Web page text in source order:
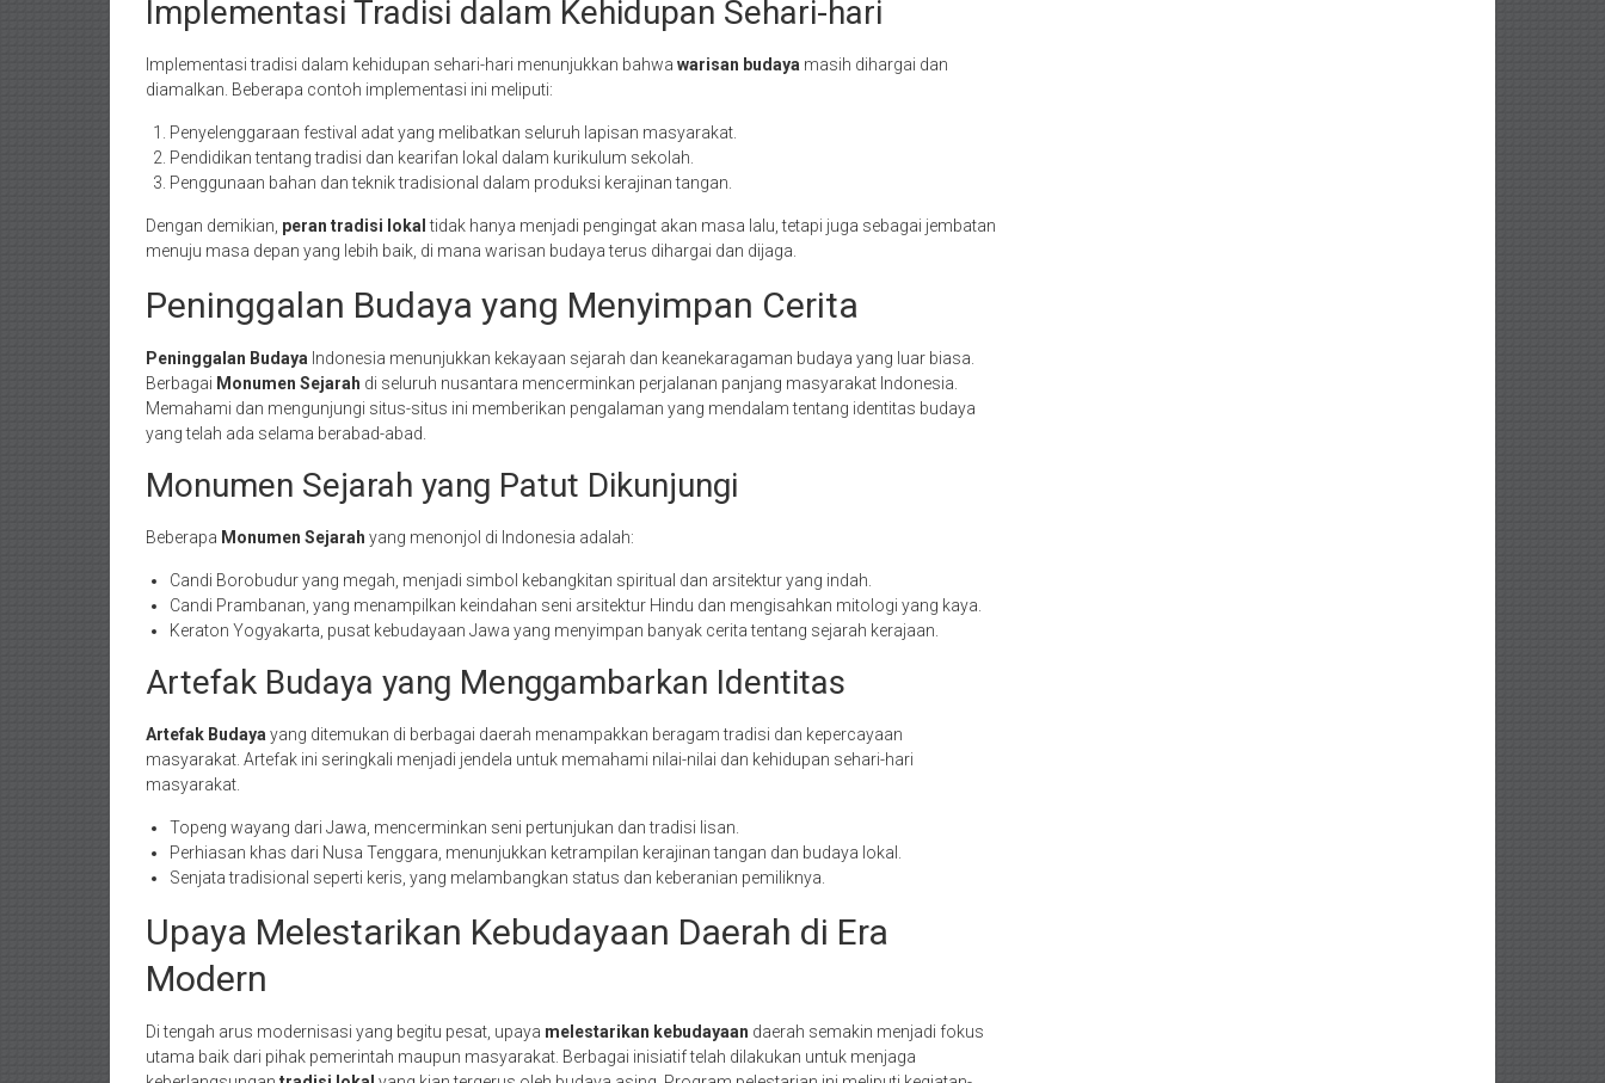
Implementasi Tradisi dalam Kehidupan Sehari-hari
Implementasi tradisi dalam kehidupan sehari-hari menunjukkan bahwa warisan budaya masih dihargai dan
diamalkan. Beberapa contoh implementasi ini meliputi:
Penyelenggaraan festival adat yang melibatkan seluruh lapisan masyarakat.
Pendidikan tentang tradisi dan kearifan lokal dalam kurikulum sekolah.
Penggunaan bahan dan teknik tradisional dalam produksi kerajinan tangan.
Dengan demikian, peran tradisi lokal tidak hanya menjadi pengingat akan masa lalu, tetapi juga sebagai jembatan
menuju masa depan yang lebih baik, di mana warisan budaya terus dihargai dan dijaga.
Peninggalan Budaya yang Menyimpan Cerita
Peninggalan Budaya Indonesia menunjukkan kekayaan sejarah dan keanekaragaman budaya yang luar biasa.
Berbagai Monumen Sejarah di seluruh nusantara mencerminkan perjalanan panjang masyarakat Indonesia.
Memahami dan mengunjungi situs-situs ini memberikan pengalaman yang mendalam tentang identitas budaya
yang telah ada selama berabad-abad.
Monumen Sejarah yang Patut Dikunjungi
Beberapa Monumen Sejarah yang menonjol di Indonesia adalah:
Candi Borobudur yang megah, menjadi simbol kebangkitan spiritual dan arsitektur yang indah.
Candi Prambanan, yang menampilkan keindahan seni arsitektur Hindu dan mengisahkan mitologi yang kaya.
Keraton Yogyakarta, pusat kebudayaan Jawa yang menyimpan banyak cerita tentang sejarah kerajaan.
Artefak Budaya yang Menggambarkan Identitas
Artefak Budaya yang ditemukan di berbagai daerah menampakkan beragam tradisi dan kepercayaan
masyarakat. Artefak ini seringkali menjadi jendela untuk memahami nilai-nilai dan kehidupan sehari-hari
masyarakat.
Topeng wayang dari Jawa, mencerminkan seni pertunjukan dan tradisi lisan.
Perhiasan khas dari Nusa Tenggara, menunjukkan ketrampilan kerajinan tangan dan budaya lokal.
Senjata tradisional seperti keris, yang melambangkan status dan keberanian pemiliknya.
Upaya Melestarikan Kebudayaan Daerah di Era
Modern
Di tengah arus modernisasi yang begitu pesat, upaya melestarikan kebudayaan daerah semakin menjadi fokus
utama baik dari pihak pemerintah maupun masyarakat. Berbagai inisiatif telah dilakukan untuk menjaga